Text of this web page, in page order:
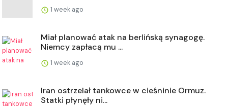
1 week ago
Miał planować atak na berlińską synagogę.
Niemcy zapłacą mu ...
1 week ago
Iran ostrzelał tankowce w cieśninie Ormuz.
Statki płynęły ni...